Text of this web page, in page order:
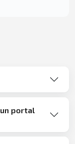
portal